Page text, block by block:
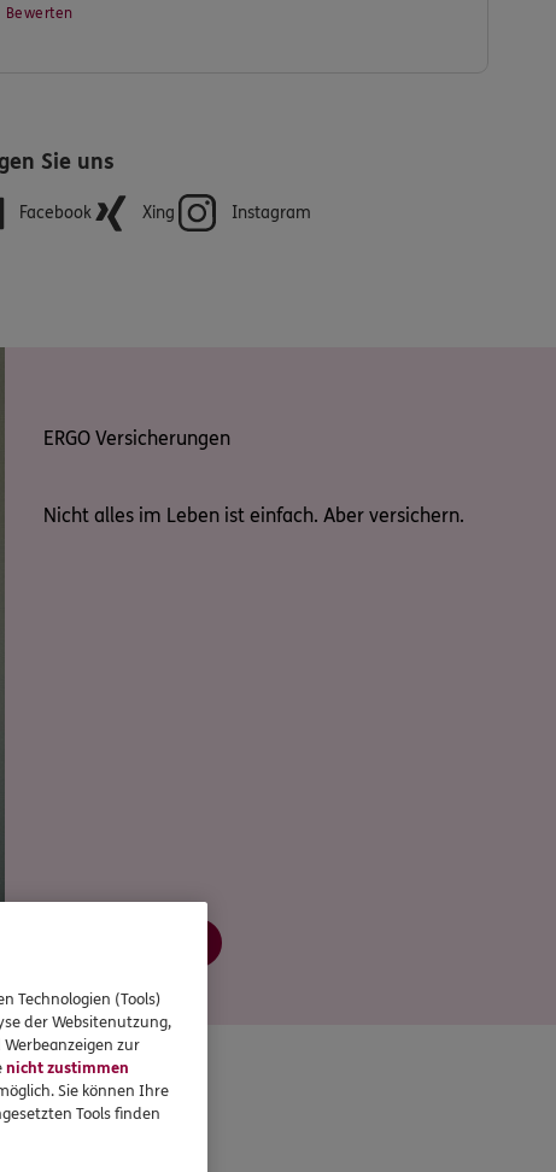
Bewerten
Sie uns
Facebook Xing Instagram
ERGO Versicherungen
Nicht alles im Leben ist einfach. Aber versichern.
Technologien (Tools)
der Websitenutzung,
zur
nicht zustimmen
Sie können Ihre
Tools finden